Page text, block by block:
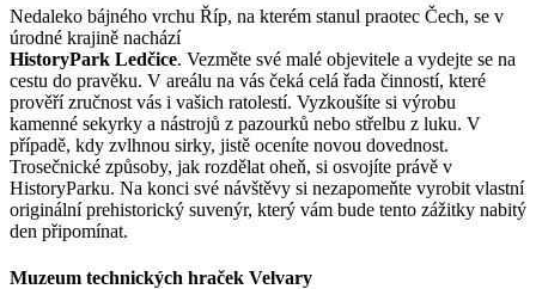
Nedaleko bájného vrchu Říp, na kterém stanul praotec Čech, se v
úrodné krajině nachází
HistoryPark Ledčice. Vezměte své malé objevitele a vydejte se na
cestu do pravěku. V areálu na vás čeká celá řada činností, které
prověří zručnost vás i vašich ratolestí. Vyzkoušíte si výrobu
kamenné sekyrky a nástrojů z pazourků nebo střelbu z luku. V
případě, kdy zvlhnou sirky, jistě oceníte novou dovednost.
Trosečnické způsoby, jak rozdělat oheň, si osvojíte právě v
HistoryParku. Na konci své návštěvy si nezapomeňte vyrobit vlastní
originální prehistorický suvenýr, který vám bude tento zážitky nabitý
den připomínat.
Muzeum technických hraček Velvary